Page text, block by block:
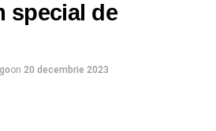
special de
on 20 decembrie 2023